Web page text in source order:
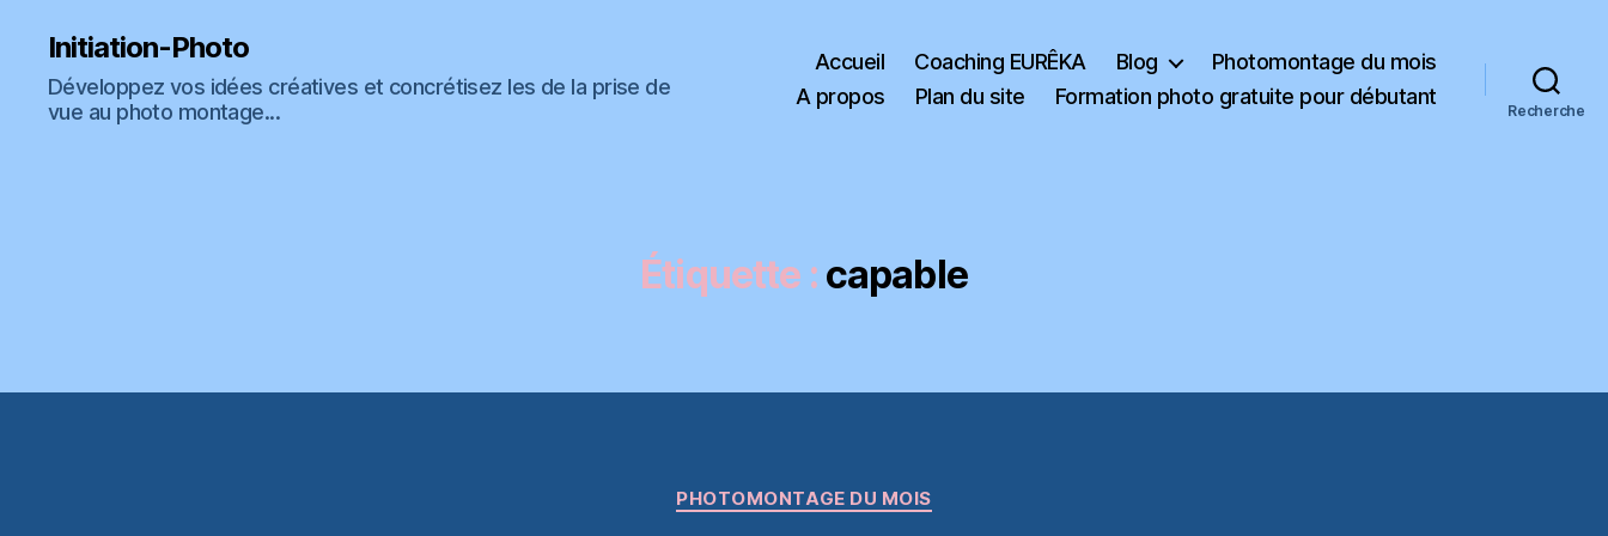
Initiation-Photo
Développez vos idées créatives et concrétisez les de la prise de
vue au photo montage...
Accueil Coaching EURÊKA Blog
Photomontage du mois
A propos
Plan du site Formation photo gratuite pour débutant
Recherche
Étiquette : capable
Catégories
PHOTOMONTAGE DU MOIS